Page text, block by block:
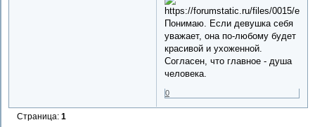
Понимаю. Если девушка себя
уважает, она по-любому будет
красивой и ухоженной.
Согласен, что главное - душа
человека.
0
Страница:1